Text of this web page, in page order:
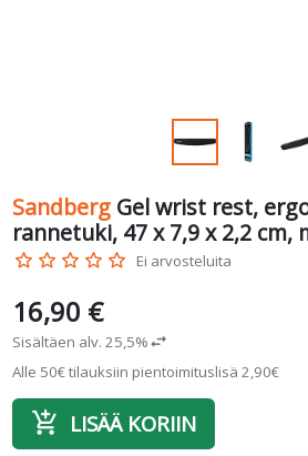
Sandberg Gel wrist rest,
rannetuki, 47 x 7,9 x 2,2 cm,
star_border star_border star_border star_border star_border Ei arvosteluita
16,90 €
Sisältäen alv. 25,5%swap_horiz
Alle 50€ tilauksiin pientoimituslisä 2,90€
add_shopping_cart LISÄÄ KORIIN